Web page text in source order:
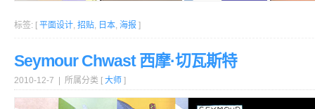
标签: [ 平面设计, 招贴, 日本, 海报 ]
Seymour Chwast 西摩·切瓦斯特
2010-12-7 | 所属分类 [ 大师 ]